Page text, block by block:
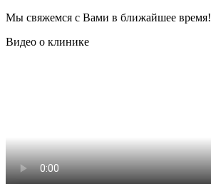
Мы свяжемся с Вами в ближайшее время!
Видео о клинике